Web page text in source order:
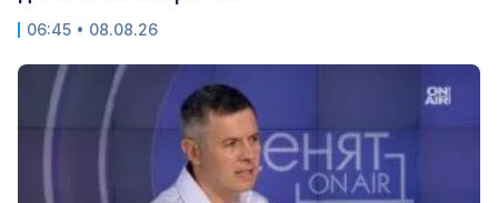
06:45 • 08.08.26